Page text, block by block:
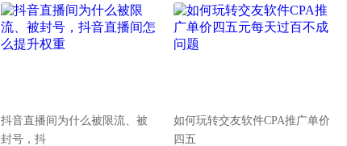
抖音直播间为什么被限流、被
封号，抖
如何玩转交友软件CPA推广单价
四五